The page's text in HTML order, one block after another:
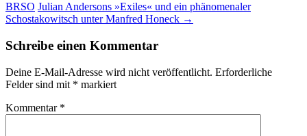
BRSO Julian Andersons »Exiles« und ein phänomenaler
Schostakowitsch unter Manfred Honeck →
Schreibe einen Kommentar
Deine E-Mail-Adresse wird nicht veröffentlicht. Erforderliche
Felder sind mit * markiert
Kommentar *